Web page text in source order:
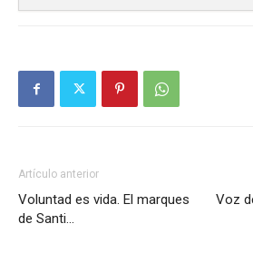
Artículo anterior
Voluntad es vida. El marques
de Santi…
Voz